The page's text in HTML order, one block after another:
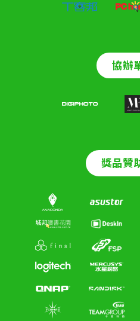
協辦
獎品贊